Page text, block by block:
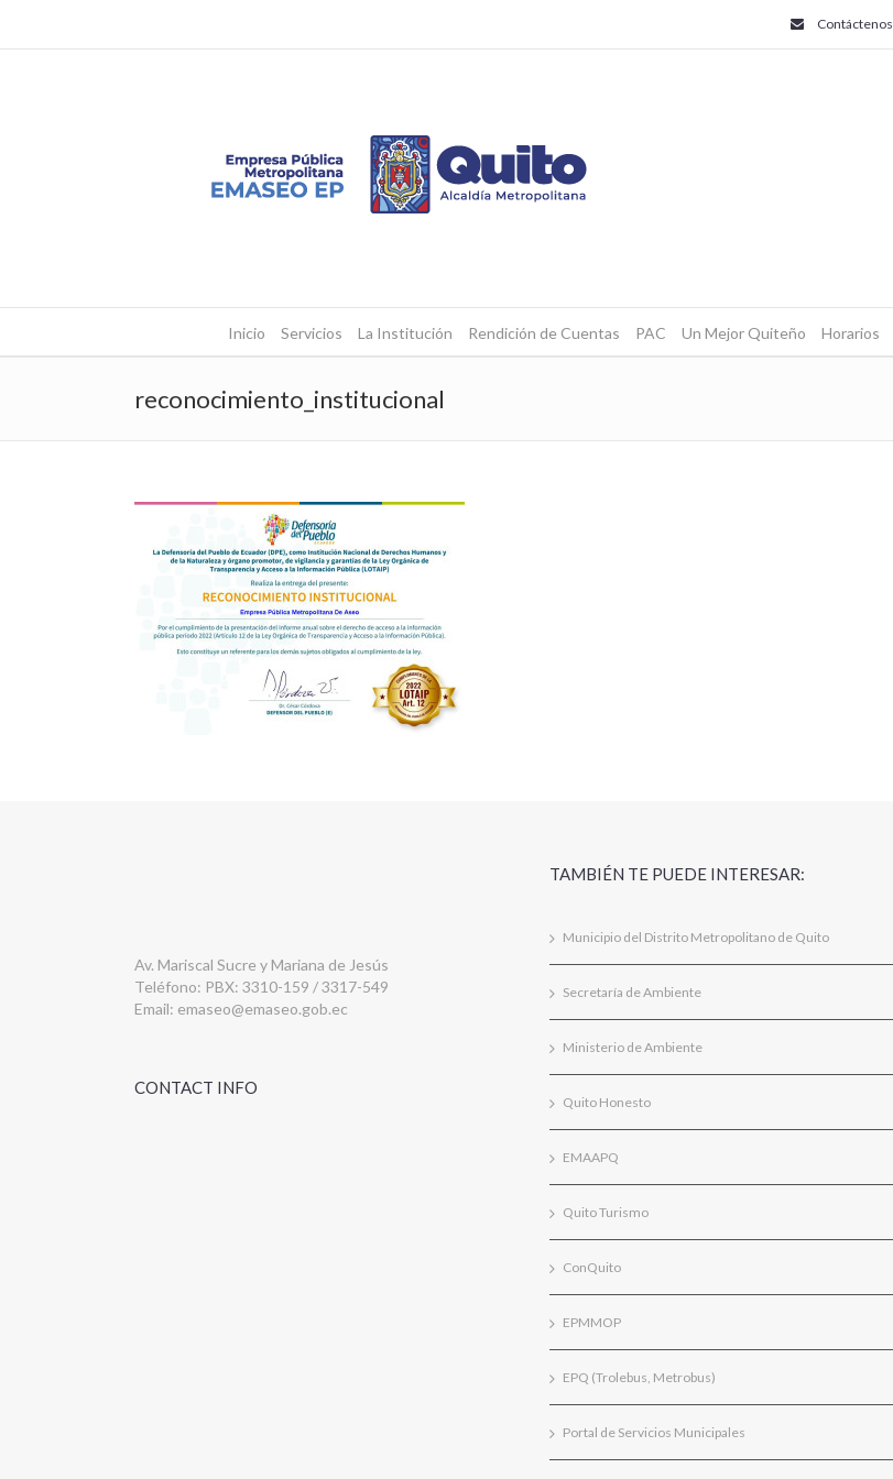
Contáctenos
Inicio Servicios La Institución Rendición de Cuentas PAC Un Mejor Quiteño Horarios
reconocimiento_institucional
Av. Mariscal Sucre y Mariana de Jesús
Teléfono: PBX: 3310-159 / 3317-549
Email: emaseo@emaseo.gob.ec
CONTACT INFO
TAMBIÉN TE PUEDE INTERESAR:
Municipio del Distrito Metropolitano de Quito
Secretaría de Ambiente
Ministerio de Ambiente
Quito Honesto
EMAAPQ
Quito Turismo
ConQuito
EPMMOP
EPQ (Trolebus, Metrobus)
Portal de Servicios Municipales